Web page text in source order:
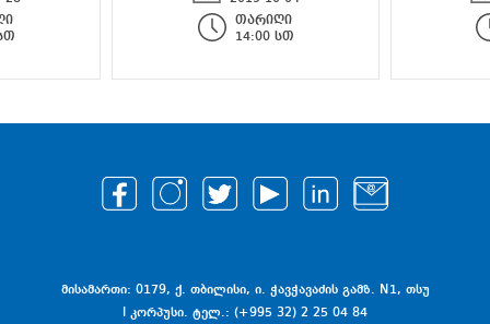
თარიღი
14:00 სთ
მისამართი: 0179, ქ. თბილისი, ი. ჭავჭავაძის გამზ. N1, თსუ
I კორპუსი. ტელ.: (+995 32) 2 25 04 84